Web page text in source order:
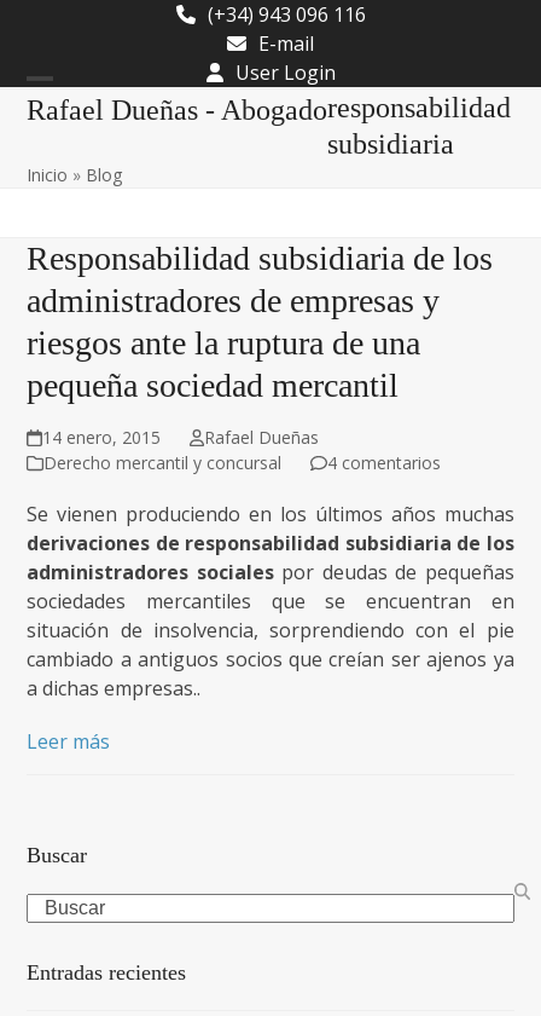
content
(+34) 943 096 116
E-mail
User Login
Rafael Dueñas - Abogado
Open
menu
Close
menu
responsabilidad
subsidiaria
Inicio » Blog
Responsabilidad subsidiaria de los
administradores de empresas y
riesgos ante la ruptura de una
pequeña sociedad mercantil
14 enero, 2015
Rafael Dueñas
Derecho mercantil y concursal
4 comentarios
Se vienen produciendo en los últimos años muchas
derivaciones de responsabilidad subsidiaria de los
administradores socialespor deudas de pequeñas
sociedades mercantiles que se encuentran en
situación de insolvencia, sorprendiendo con el pie
cambiado a antiguos socios que creían ser ajenos ya
a dichas empresas..
Leer más
Buscar
Search
Entradas recientes